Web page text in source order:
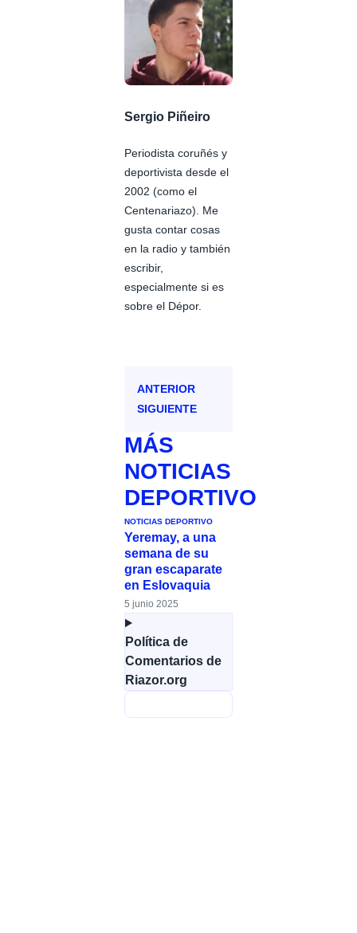
Sergio Piñeiro
Periodista coruñés y
deportivista desde el
2002 (como el
Centenariazo). Me
gusta contar cosas
en la radio y también
escribir,
especialmente si es
sobre el Dépor.
ANTERIOR
SIGUIENTE
MÁS
NOTICIAS
DEPORTIVO
NOTICIAS DEPORTIVO
Yeremay, a una
semana de su
gran escaparate
en Eslovaquia
5 junio 2025
Política de
Comentarios de
Riazor.org